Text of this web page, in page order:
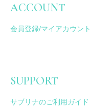
ACCOUNT
会員登録/マイアカウント
SUPPORT
サブリナのご利用ガイド